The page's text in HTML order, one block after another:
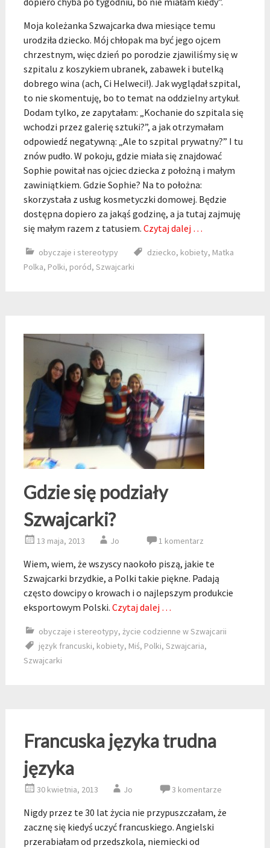
Moja koleżanka Szwajcarka dwa miesiące temu
urodziła dziecko. Mój chłopak ma być jego ojcem
chrzestnym, więc dzień po porodzie zjawiliśmy się w
szpitalu z koszykiem ubranek, zabawek i butelką
dobrego wina (ach, Ci Helweci!). Jak wyglądał szpital,
to nie skomentuję, bo to temat na oddzielny artykuł.
Dodam tylko, ze zapytałam: „Kochanie do szpitala się
wchodzi przez galerię sztuki?”, a jak otrzymałam
odpowiedź negatywną: „Ale to szpital prywatny?” I tu
znów pudło. W pokoju, gdzie miała się znajdować
Sophie powitał nas ojciec dziecka z położną i małym
zawiniątkiem. Gdzie Sophie? Na to położna:
skorzystała z usług kosmetyczki domowej. Będzie
dostępna dopiero za jakąś godzinę, a ja tutaj zajmuję
się małym razem z tatusiem. Czytaj dalej …
obyczaje i stereotypy dziecko, kobiety, Matka
Polka, Polki, poród, Szwajcarki
Gdzie się podziały
Szwajcarki?
13 maja, 2013 Jo 1 komentarz
Wiem, wiem, że wszyscy naokoło piszą, jakie te
Szwajcarki brzydkie, a Polki takie piękne. Padają
często dowcipy o krowach i o najlepszym produkcie
eksportowym Polski. Czytaj dalej …
obyczaje i stereotypy, życie codzienne w Szwajcarii
język francuski, kobiety, Miś, Polki, Szwajcaria,
Szwajcarki
Francuska języka trudna
języka
30 kwietnia, 2013 Jo 3 komentarze
Nigdy przez te 30 lat życia nie przypuszczałam, że
zacznę się kiedyś uczyć francuskiego. Angielski
przerabiałam od przedszkola, niemiecki od